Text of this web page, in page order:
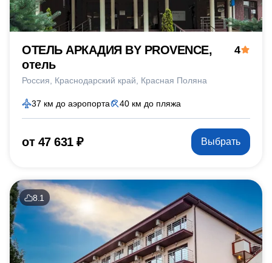
ОТЕЛЬ АРКАДИЯ BY PROVENCE,
отель
Россия Краснодарский край Красная Поляна
4
37 км до аэропорта 40 км до пляжа
от 47 631 ₽ Выбрать
8.1